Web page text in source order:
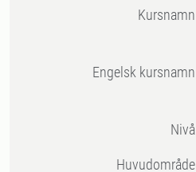
Kursnamn
Engelsk kursnamn
Nivå
Huvudområde